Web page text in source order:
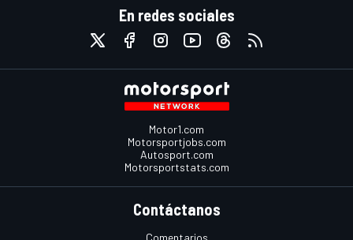
En redes sociales
Motor1.com
Motorsportjobs.com
Autosport.com
Motorsportstats.com
Contáctanos
Comentarios